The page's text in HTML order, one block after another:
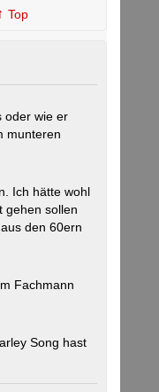
Top
oder wie er
munteren
Ich hätte wohl
gehen sollen
den 60ern
Fachmann
Song hast